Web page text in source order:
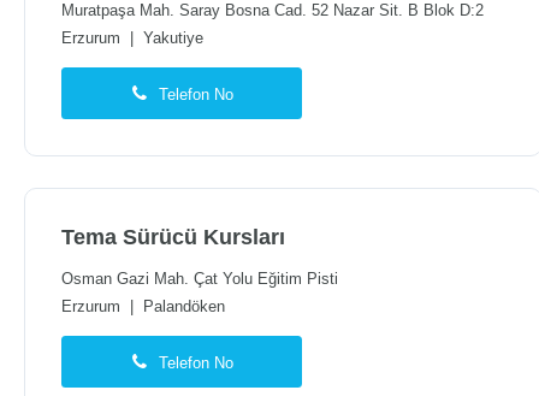
Muratpaşa Mah. Saray Bosna Cad. 52 Nazar Sit. B Blok D:2
Erzurum
Yakutiye
Telefon No
Tema Sürücü Kursları
Osman Gazi Mah. Çat Yolu Eğitim Pisti
Erzurum
Palandöken
Telefon No